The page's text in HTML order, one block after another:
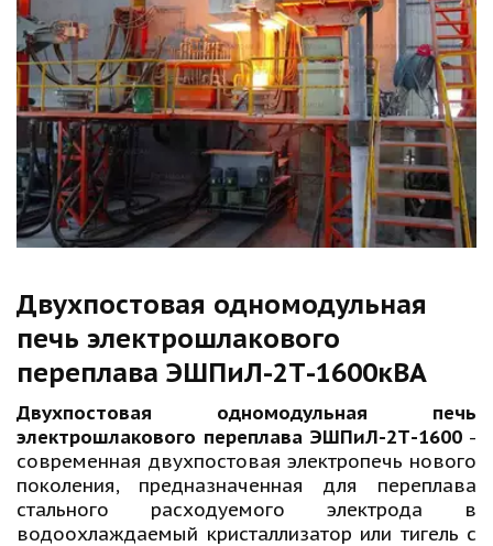
Двухпостовая одномодульная
печь электрошлакового
переплава ЭШПиЛ-2Т-1600кВА
Двухпостовая одномодульная печь
электрошлакового переплава ЭШПиЛ-2Т-1600 -
современная двухпостовая электропечь нового
поколения, предназначенная для переплава
стального расходуемого электрода в
водоохлаждаемый кристаллизатор или тигель с